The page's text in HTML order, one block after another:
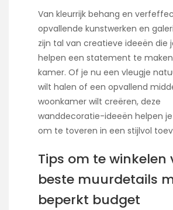
Van kleurrijk behang en
opvallende kunstwerken en
zijn tal van creatieve ideeën die
helpen een statement te
kamer. Of je nu een vleugje
wilt halen of een opvallend
woonkamer wilt creëren, deze
wanddecoratie-ideeën helpen
om te toveren in een stijlvol
Tips om te winkelen
beste muurdetails
beperkt budget